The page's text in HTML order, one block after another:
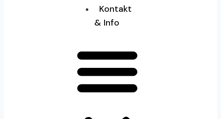
Kontakt
& Info